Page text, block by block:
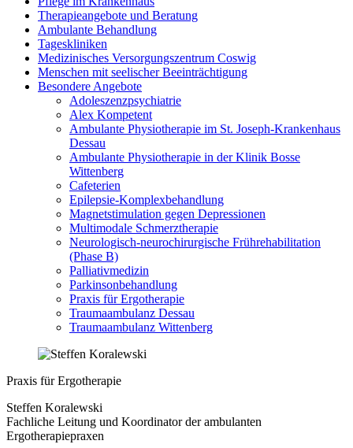
Therapieangebote und Beratung
Ambulante Behandlung
Tageskliniken
Medizinisches Versorgungszentrum Coswig
Menschen mit seelischer Beeinträchtigung
Besondere Angebote
Adoleszenzpsychiatrie
Alex Kompetent
Ambulante Physiotherapie im St. Joseph-Krankenhaus
Dessau
Ambulante Physiotherapie in der Klinik Bosse
Wittenberg
Cafeterien
Epilepsie-Komplexbehandlung
Magnetstimulation gegen Depressionen
Multimodale Schmerztherapie
Neurologisch-neurochirurgische Frührehabilitation
(Phase B)
Palliativmedizin
Parkinsonbehandlung
Praxis für Ergotherapie
Traumaambulanz Dessau
Traumaambulanz Wittenberg
Praxis für Ergotherapie
Steffen Koralewski
Fachliche Leitung und Koordinator der ambulanten
Ergotherapiepraxen